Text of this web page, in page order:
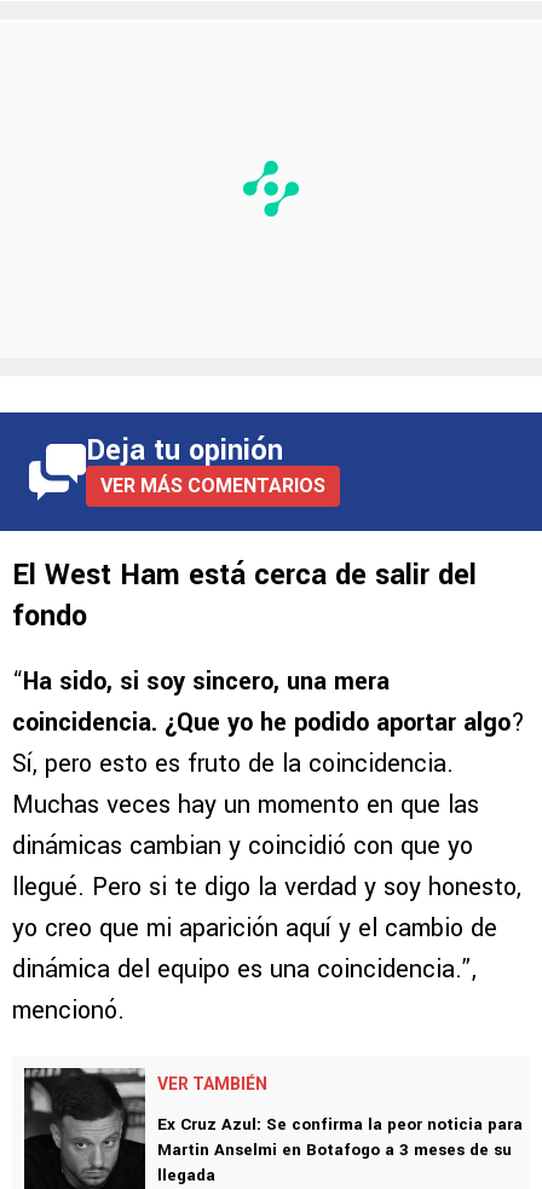
Deja tu opinión
VER MÁS COMENTARIOS
El West Ham está cerca de salir del
fondo
“Ha sido, si soy sincero, una mera
coincidencia. ¿Que yo he podido aportar algo?
Sí, pero esto es fruto de la coincidencia.
Muchas veces hay un momento en que las
dinámicas cambian y coincidió con que yo
llegué. Pero si te digo la verdad y soy honesto,
yo creo que mi aparición aquí y el cambio de
dinámica del equipo es una coincidencia.”,
mencionó.
VER TAMBIÉN
Ex Cruz Azul: Se confirma la peor noticia para
Martin Anselmi en Botafogo a 3 meses de su
llegada